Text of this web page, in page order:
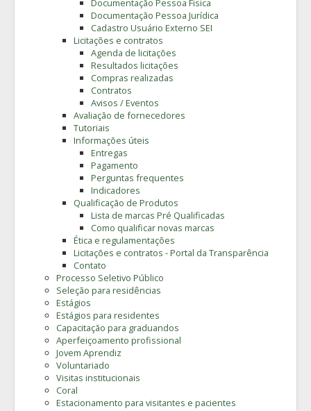
Documentação Pessoa Fisica
Documentação Pessoa Jurídica
Cadastro Usuário Externo SEI
Licitações e contratos
Agenda de licitações
Resultados licitações
Compras realizadas
Contratos
Avisos / Eventos
Avaliação de fornecedores
Tutoriais
Informações úteis
Entregas
Pagamento
Perguntas frequentes
Indicadores
Qualificação de Produtos
Lista de marcas Pré Qualificadas
Como qualificar novas marcas
Ética e regulamentações
Licitações e contratos - Portal da Transparência
Contato
Processo Seletivo Público
Seleção para residências
Estágios
Estágios para residentes
Capacitação para graduandos
Aperfeiçoamento profissional
Jovem Aprendiz
Voluntariado
Visitas institucionais
Coral
Estacionamento para visitantes e pacientes